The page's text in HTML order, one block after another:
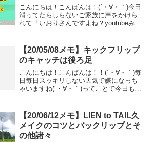
こんにちは！こんばんは！(´・∀・｀)今日
滑ってたらしらないご家族に声をかけら
れて「いおりさんですよね？youtubeみて
りがたい！(´・∀・｀)ポカリをくれたこ...
【20/05/08メモ】キックフリップ
のキャッチは後ろ足
こんにちは！こんばんは！！(´・∀・｀)毎
日毎日スッキリしない天気で嫌になっち
ゃいますね(´・∀・｀)ってことで今日も今
のメモを振り返るのは楽しいんですけ
ど、それ...
【20/06/12メモ】LIEN to TAIL久
メイクのコツとバックリップとそ
の他諸々